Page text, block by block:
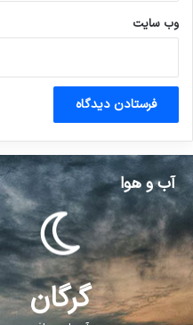
وب‌ سایت
آب و هوا
گرگان